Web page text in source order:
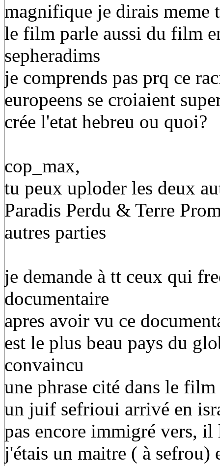
magnifique je dirais meme
le film parle aussi du film
sepheradims
je comprends pas prq ce
europeens se croiaient
crée l'etat hebreu ou quoi?
cop_max,
tu peux uploder les deux
Paradis Perdu & Terre
autres parties
je demande à tt ceux qui
documentaire
apres avoir vu ce
est le plus beau pays du
convaincu
une phrase cité dans le
un juif sefrioui arrivé en
pas encore immigré vers,
j'étais un maitre ( à sefrou)